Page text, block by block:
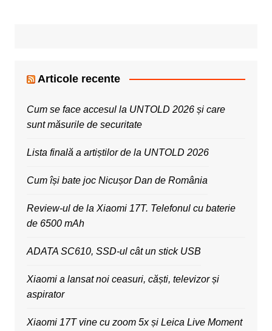
Articole recente
Cum se face accesul la UNTOLD 2026 și care
sunt măsurile de securitate
Lista finală a artiștilor de la UNTOLD 2026
Cum își bate joc Nicușor Dan de România
Review-ul de la Xiaomi 17T. Telefonul cu baterie
de 6500 mAh
ADATA SC610, SSD-ul cât un stick USB
Xiaomi a lansat noi ceasuri, căști, televizor și
aspirator
Xiaomi 17T vine cu zoom 5x și Leica Live Moment